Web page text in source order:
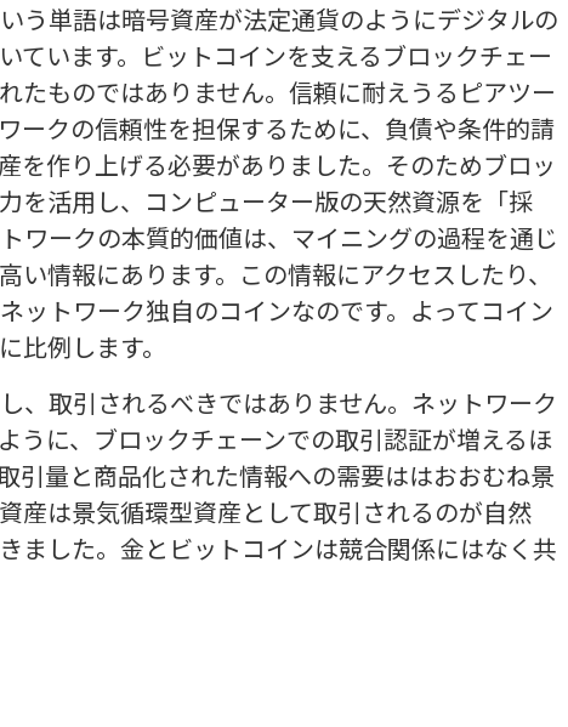
う単語は暗号資産が法定通貨のようにデジタルの
ています。ビットコインを支えるブロックチェー
たものではありません。信頼に耐えうるピアツー
ークの信頼性を担保するために、負債や条件的請
を作り上げる必要がありました。そのためブロッ
を活用し、コンピューター版の天然資源を「採
ワークの本質的価値は、マイニングの過程を通じ
情報にあります。この情報にアクセスしたり、
ットワーク独自のコインなのです。よってコイン
比例します。
、取引されるべきではありません。ネットワーク
うに、ブロックチェーンでの取引認証が増えるほ
引量と商品化された情報への需要ははおおむね景
産は景気循環型資産として取引されるのが自然
ました。金とビットコインは競合関係にはなく共